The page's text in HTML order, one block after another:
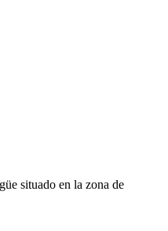
situado en la zona de